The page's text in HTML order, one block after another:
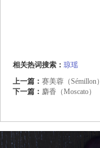
相关热词搜索： 琼瑶
上一篇： 赛美蓉（Sémillon）
下一篇： 麝香（Moscato）